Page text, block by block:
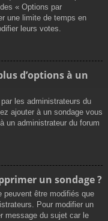
« Options par
une limite de temps en
leurs votes.
d’options à un
par les administrateurs du
ajouter à un sondage vous
un administrateur du forum
un sondage ?
peuvent être modifiés que
Pour modifier un
message du sujet car le